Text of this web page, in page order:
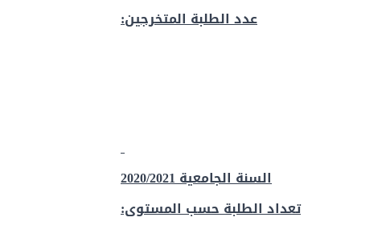
عدد الطلبة المتخرجين:
السنة الجامعية 2020/2021
تعداد الطلبة حسب المستوى: